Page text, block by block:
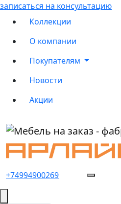
записаться на консультацию
Коллекции
О компании
Покупателям
Новости
Акции
+74994900269